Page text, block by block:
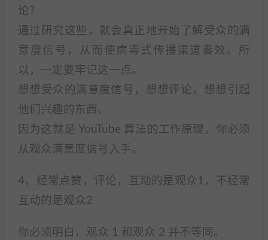
论？
通过研究这些，就会真正地开始了解受众的满
意度信号，从而使病毒式传播渠道奏效。所
以，一定要牢记这一点。
想想受众的满意度信号，想想评论，想想引起
他们兴趣的东西、
因为这就是 YouTube 算法的工作原理，你必须
从观众满意度信号入手。
4，经常点赞，评论，互动的是观众1，不经常
互动的是观众2
你必须明白，观众 1 和观众 2 并不等同。